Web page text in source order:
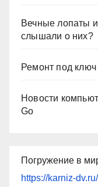
Вечные лопаты
слышали о них?
Ремонт под
Новости
Go
Погружение в
https://karniz-dv.ru/